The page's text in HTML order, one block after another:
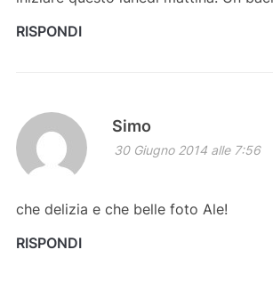
RISPONDI
Simo
30 Giugno 2014 alle 7:56
che delizia e che belle foto Ale!
RISPONDI